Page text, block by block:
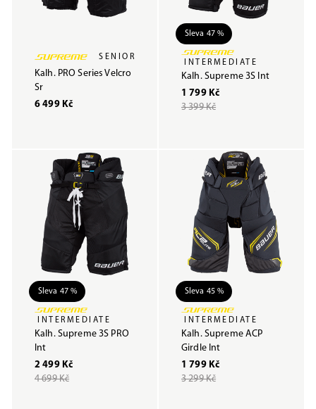
SENIOR
Kalh. PRO Series Velcro
Sr
6 499 Kč
Sleva 47 %
INTERMEDIATE
Kalh. Supreme 3S Int
1 799 Kč
3 399 Kč
Sleva 47 %
INTERMEDIATE
Kalh. Supreme 3S PRO
Int
2 499 Kč
4 699 Kč
Sleva 45 %
INTERMEDIATE
Kalh. Supreme ACP
Girdle Int
1 799 Kč
3 299 Kč